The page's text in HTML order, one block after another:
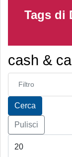
Tags di
cash &
Inserisci parte
Cerca
Pulisci